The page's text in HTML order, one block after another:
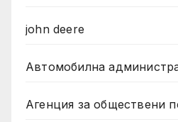
john deere
Автомобилна
Агенция за обществени